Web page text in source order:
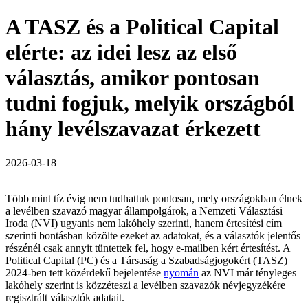
A TASZ és a Political Capital
elérte: az idei lesz az első
választás, amikor pontosan
tudni fogjuk, melyik országból
hány levélszavazat érkezett
2026-03-18
Több mint tíz évig nem tudhattuk pontosan, mely országokban élnek
a levélben szavazó magyar állampolgárok, a Nemzeti Választási
Iroda (NVI) ugyanis nem lakóhely szerinti, hanem értesítési cím
szerinti bontásban közölte ezeket az adatokat, és a választók jelentős
részénél csak annyit tüntettek fel, hogy e-mailben kért értesítést. A
Political Capital (PC) és a Társaság a Szabadságjogokért (TASZ)
2024-ben tett közérdekű bejelentése nyomán az NVI már tényleges
lakóhely szerint is közzéteszi a levélben szavazók névjegyzékére
regisztrált választók adatait.